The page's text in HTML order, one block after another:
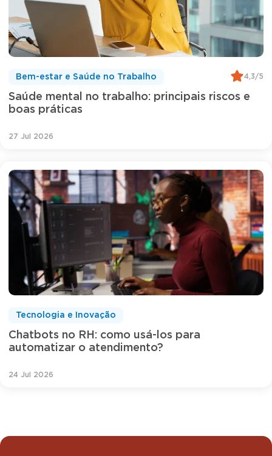
Saúde mental no trabalho: principais riscos e
boas práticas
Bem-estar e Saúde no Trabalho 4,3/5
27 Jul 2026
Chatbots no RH: como usá-los para
automatizar o atendimento?
Tecnologia e Inovação
24 Jul 2026